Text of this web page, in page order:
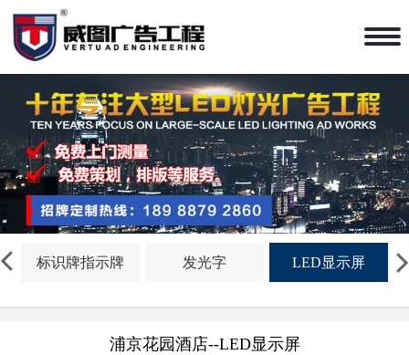
标识牌指示牌 发光字 LED显示屏
浦京花园酒店--LED显示屏